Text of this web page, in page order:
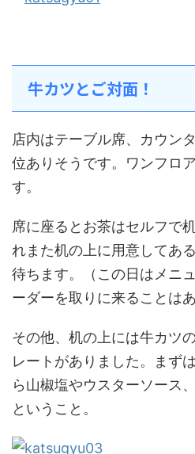
牛カツとご対面！
店内はテーブル席、カウン
位ありそうです。ワンフロ
す。
席に座るとお茶はセルフで
れまた机の上に用意してあ
待ちます。（この日はメニ
ーダーを取りに来ることは
その他、机の上には牛カツ
レートがありました。まず
ら山椒塩やウスターソース
ということ。